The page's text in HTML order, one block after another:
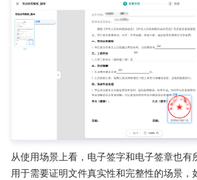
从使用场景上看，电子签字和电子签章也有
用于需要证明文件真实性和完整性的场景，